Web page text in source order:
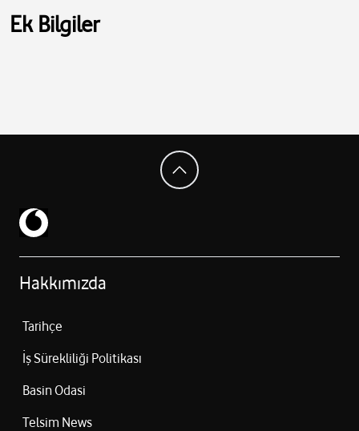
Ek Bilgiler
Hakkımızda
Tarihçe
İş Sürekliliği Politikası
Basin Odasi
Telsim News